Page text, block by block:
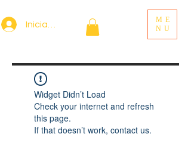
Iniciar sesión
ME
NU
Widget Didn’t Load
Check your internet and refresh
this page.
If that doesn’t work, contact us.